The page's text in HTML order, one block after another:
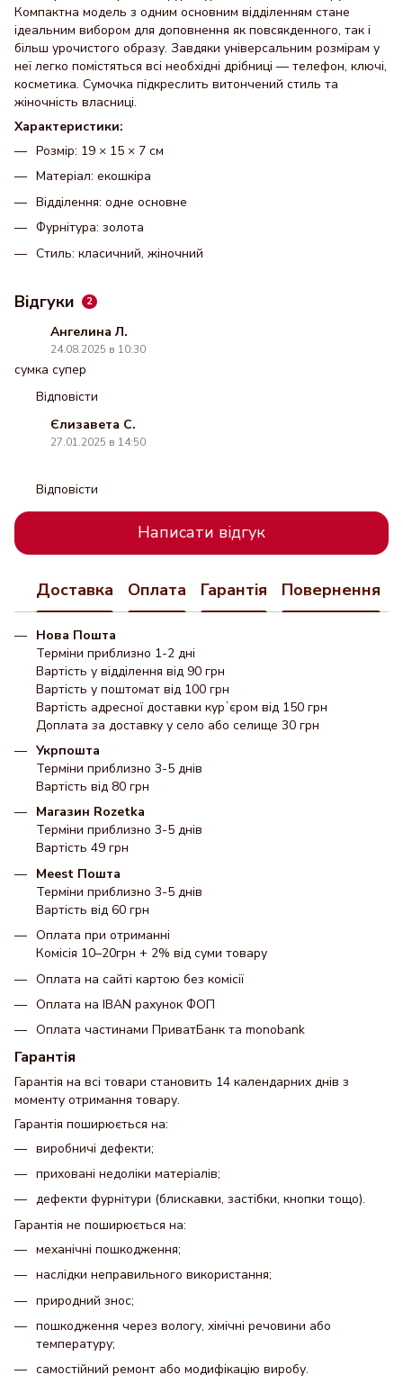
Компактна модель з одним основним відділенням стане
ідеальним вибором для доповнення як повсякденного, так і
більш урочистого образу. Завдяки універсальним розмірам у
неї легко помістяться всі необхідні дрібниці — телефон, ключі,
косметика. Сумочка підкреслить витончений стиль та
жіночність власниці.
Характеристики:
Розмір: 19 × 15 × 7 см
Матеріал: екошкіра
Відділення: одне основне
Фурнітура: золота
Стиль: класичний, жіночний
Відгуки 2
Ангелина Л.
24.08.2025 в 10:30
сумка супер
Відповісти
Єлизавета С.
27.01.2025 в 14:50
Відповісти
Написати відгук
Доставка Оплата Гарантія Повернення
Нова Пошта
Терміни приблизно 1-2 дні
Вартість у відділення від 90 грн
Вартість у поштомат від 100 грн
Вартість адресної доставки курʼєром від 150 грн
Доплата за доставку у село або селище 30 грн
Укрпошта
Терміни приблизно 3-5 днів
Вартість від 80 грн
Магазин Rozetka
Терміни приблизно 3-5 днів
Вартість 49 грн
Meest Пошта
Терміни приблизно 3-5 днів
Вартість від 60 грн
Оплата при отриманні
Комісія 10–20грн + 2% від суми товару
Оплата на сайті картою без комісії
Оплата на IBAN рахунок ФОП
Оплата частинами ПриватБанк та monobank
Гарантія
Гарантія на всі товари становить 14 календарних днів з
моменту отримання товару.
Гарантія поширюється на:
виробничі дефекти;
приховані недоліки матеріалів;
дефекти фурнітури (блискавки, застібки, кнопки тощо).
Гарантія не поширюється на:
механічні пошкодження;
наслідки неправильного використання;
природний знос;
пошкодження через вологу, хімічні речовини або
температуру;
самостійний ремонт або модифікацію виробу.